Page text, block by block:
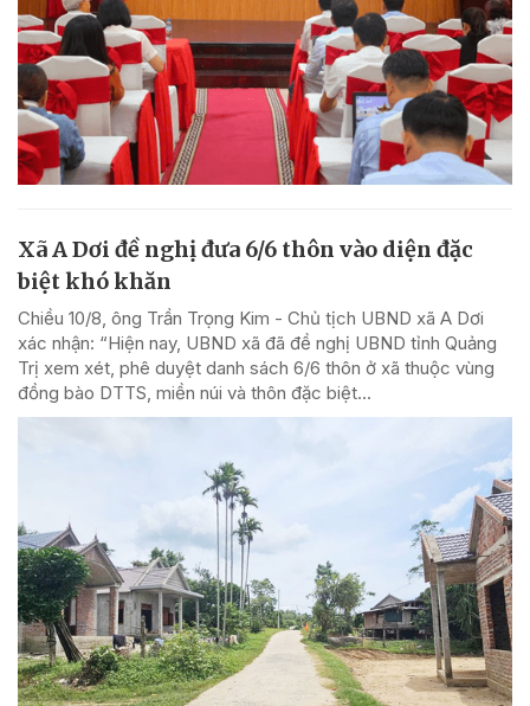
Xã A Dơi đề nghị đưa 6/6 thôn vào diện đặc
biệt khó khăn
Chiều 10/8, ông Trần Trọng Kim - Chủ tịch UBND xã A Dơi
xác nhận: “Hiện nay, UBND xã đã đề nghị UBND tỉnh Quảng
Trị xem xét, phê duyệt danh sách 6/6 thôn ở xã thuộc vùng
đồng bào DTTS, miền núi và thôn đặc biệt...